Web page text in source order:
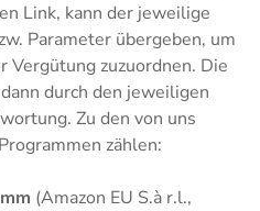
Link, kann der jeweilige
Parameter übergeben, um
zuzuordnen. Die
durch den jeweiligen
Zu den von uns
zählen:
(Amazon EU S.à r.l.,